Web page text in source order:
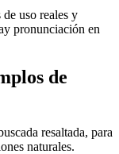
uso reales y
pronunciación en
de
resaltada, para
naturales.